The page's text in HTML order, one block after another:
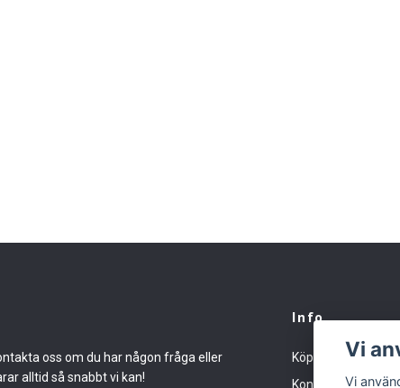
oss om du har någon fråga eller
alltid så snabbt vi kan!
Info
Köpvillkor
Kontakt
Vi
Vi